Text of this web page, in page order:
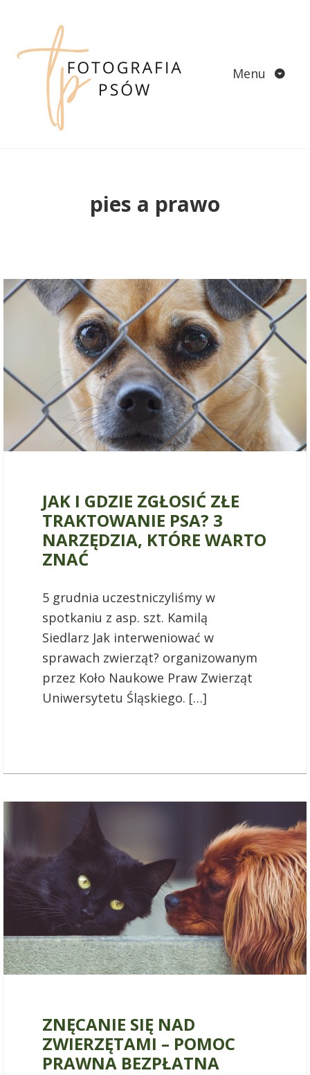
content
Menu
pies a prawo
JAK I GDZIE ZGŁOSIĆ ZŁE
TRAKTOWANIE PSA? 3
NARZĘDZIA, KTÓRE WARTO
ZNAĆ
5 grudnia uczestniczyliśmy w
spotkaniu z asp. szt. Kamilą
Siedlarz Jak interweniować w
sprawach zwierząt? organizowanym
przez Koło Naukowe Praw Zwierząt
Uniwersytetu Śląskiego. […]
ZNĘCANIE SIĘ NAD
ZWIERZĘTAMI – POMOC
PRAWNA BEZPŁATNA